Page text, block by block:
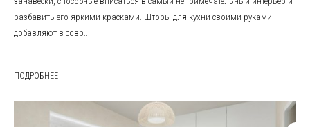
разбавить его яркими красками. Шторы для кухни своими руками
добавляют в совр...
ПОДРОБНЕЕ